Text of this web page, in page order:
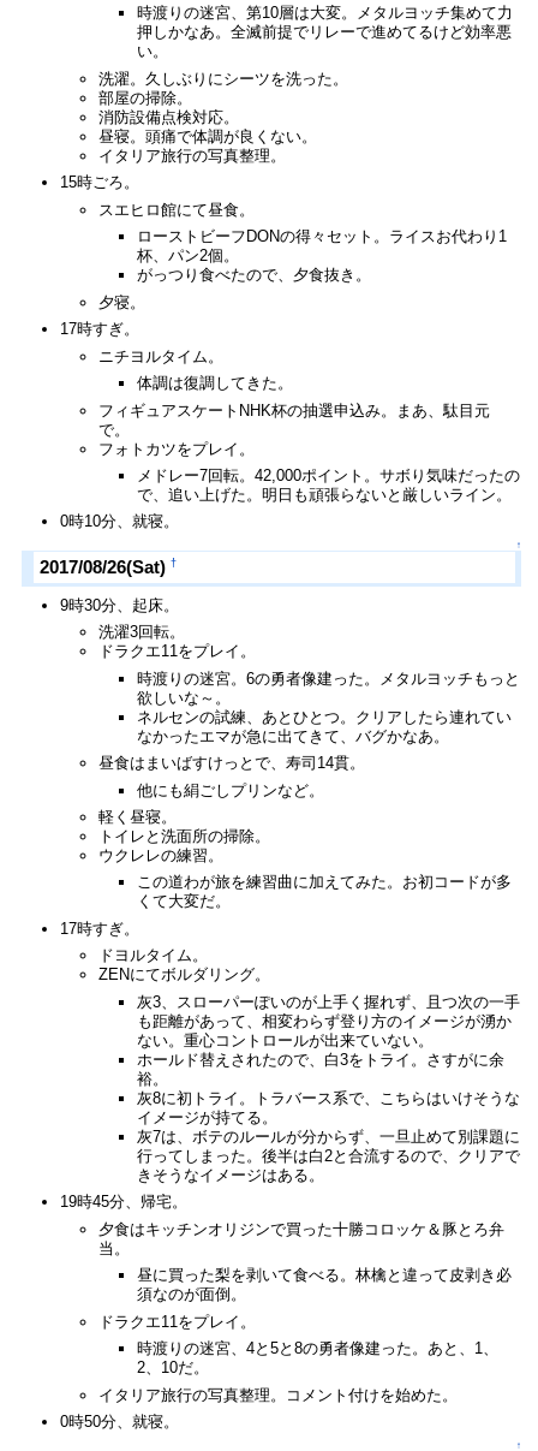
時渡りの迷宮、第10層は大変。メタルヨッチ集めて力
押しかなあ。全滅前提でリレーで進めてるけど効率悪
い。
洗濯。久しぶりにシーツを洗った。
部屋の掃除。
消防設備点検対応。
昼寝。頭痛で体調が良くない。
イタリア旅行の写真整理。
15時ごろ。
スエヒロ館にて昼食。
ローストビーフDONの得々セット。ライスお代わり1
杯、パン2個。
がっつり食べたので、夕食抜き。
夕寝。
17時すぎ。
ニチヨルタイム。
体調は復調してきた。
フィギュアスケートNHK杯の抽選申込み。まあ、駄目元
で。
フォトカツをプレイ。
メドレー7回転。42,000ポイント。サボり気味だったの
で、追い上げた。明日も頑張らないと厳しいライン。
0時10分、就寝。
↑
2017/08/26(Sat) †
9時30分、起床。
洗濯3回転。
ドラクエ11をプレイ。
時渡りの迷宮。6の勇者像建った。メタルヨッチもっと
欲しいな～。
ネルセンの試練、あとひとつ。クリアしたら連れてい
なかったエマが急に出てきて、バグかなあ。
昼食はまいばすけっとで、寿司14貫。
他にも絹ごしプリンなど。
軽く昼寝。
トイレと洗面所の掃除。
ウクレレの練習。
この道わが旅を練習曲に加えてみた。お初コードが多
くて大変だ。
17時すぎ。
ドヨルタイム。
ZENにてボルダリング。
灰3、スローパーぽいのが上手く握れず、且つ次の一手
も距離があって、相変わらず登り方のイメージが湧か
ない。重心コントロールが出来ていない。
ホールド替えされたので、白3をトライ。さすがに余
裕。
灰8に初トライ。トラバース系で、こちらはいけそうな
イメージが持てる。
灰7は、ボテのルールが分からず、一旦止めて別課題に
行ってしまった。後半は白2と合流するので、クリアで
きそうなイメージはある。
19時45分、帰宅。
夕食はキッチンオリジンで買った十勝コロッケ＆豚とろ弁
当。
昼に買った梨を剥いて食べる。林檎と違って皮剥き必
須なのが面倒。
ドラクエ11をプレイ。
時渡りの迷宮、4と5と8の勇者像建った。あと、1、
2、10だ。
イタリア旅行の写真整理。コメント付けを始めた。
0時50分、就寝。
↑